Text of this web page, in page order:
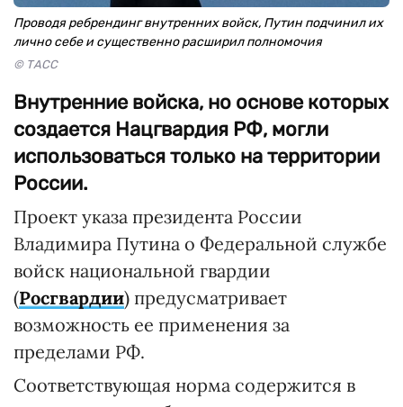
Проводя ребрендинг внутренних войск, Путин подчинил их
лично себе и существенно расширил полномочия
© ТАСС
Внутренние войска, но основе которых
создается Нацгвардия РФ, могли
использоваться только на территории
России.
Проект указа президента России
Владимира Путина о Федеральной службе
войск национальной гвардии
(Росгвардии) предусматривает
возможность ее применения за
пределами РФ.
Соответствующая норма содержится в